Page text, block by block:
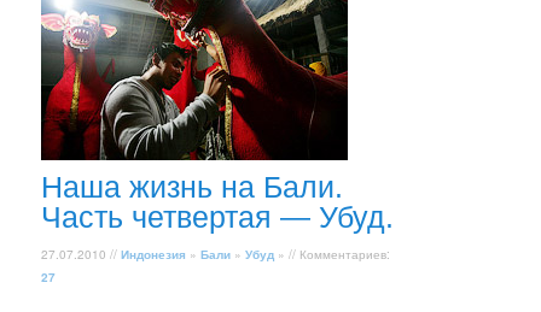
Наша жизнь на Бали.
Часть четвертая — Убуд.
27.07.2010 //Индонезия »Бали »Убуд » // Комментариев:
27